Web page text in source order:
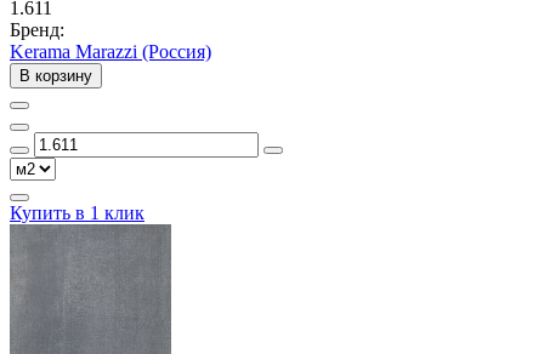
1.611
Бренд:
Kerama Marazzi (Россия)
В корзину
Купить в 1 клик